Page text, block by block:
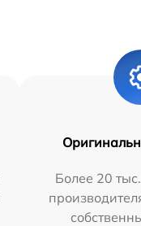
Более 20